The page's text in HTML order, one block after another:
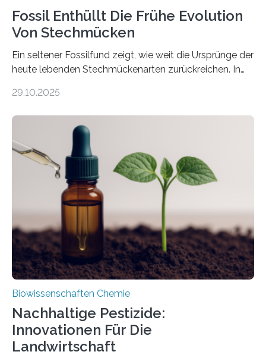
Fossil Enthüllt Die Frühe Evolution
Von Stechmücken
Ein seltener Fossilfund zeigt, wie weit die Ursprünge der
heute lebenden Stechmückenarten zurückreichen. In
Forschende die bisher älteste bekannte Stechmücken-
Region Kachin in Myanmar und hat sich in
ausgezeichnetem Zustand erhalten. Es konnte als neue
Art einer neuen Gattung beschrieben werden und trägt
nun den Namen Cretosabethes primaevus. Dieser erste
fossile Nachweis einer Stechmückenlarve in Bernstein
stellt gleichzeitig den ersten Fossilfund einer
Mückenlarve aus dem Mesozoikum dar, denn…
29.10.2025
Biowissenschaften Chemie
Nachhaltige Pestizide:
Innovationen Für Die
Landwirtschaft